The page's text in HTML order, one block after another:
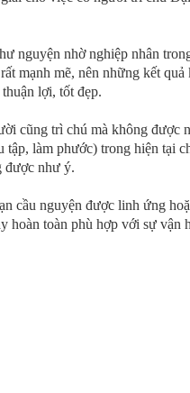
nguyện nhờ nghiệp nhân
mạnh mẽ, nên những kết
lợi, tốt đẹp.
cũng trì chú mà không được
tập, làm phước) trong hiện tại
được như ý.
cầu nguyện được linh ứng
hoàn toàn phù hợp với sự vận